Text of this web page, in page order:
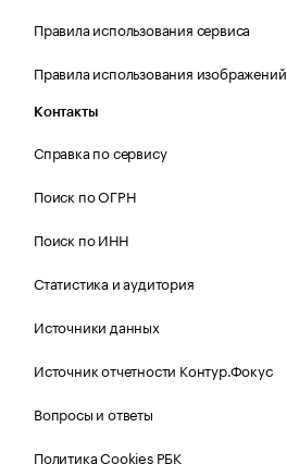
Правила использования сервиса
Правила использования изображений
Контакты
Справка по сервису
Поиск по ОГРН
Поиск по ИНН
Статистика и аудитория
Источники данных
Источник отчетности Контур.Фокус
Вопросы и ответы
Политика Cookies РБК